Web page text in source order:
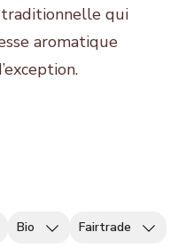
qui
aromatique
Bio
Fairtrade